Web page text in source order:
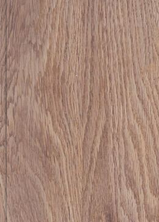
picture-2600 (14)